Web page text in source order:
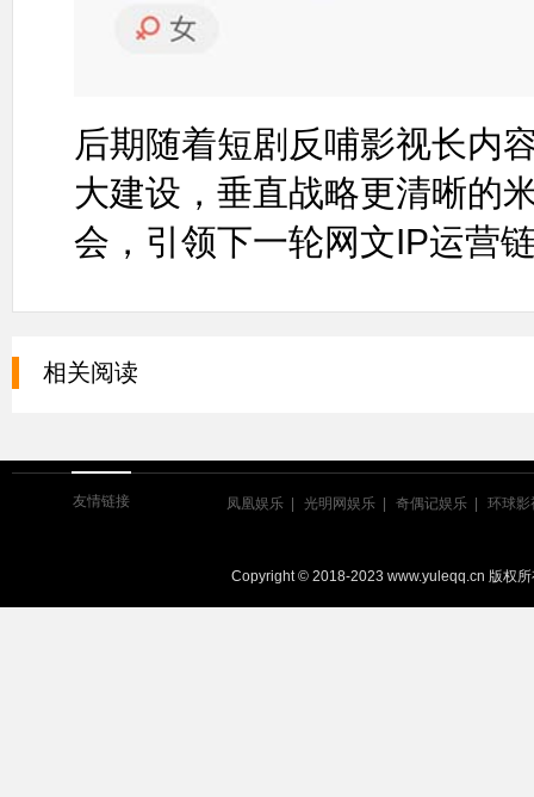
后期随着短剧反哺影视长内
大建设，垂直战略更清晰的
会，引领下一轮网文IP运营
相关阅读
友情链接 凤凰娱乐 光明网娱乐 奇偶记娱乐 环球影
Copyright © 2018-2023 www.yuleqq.cn 版权所